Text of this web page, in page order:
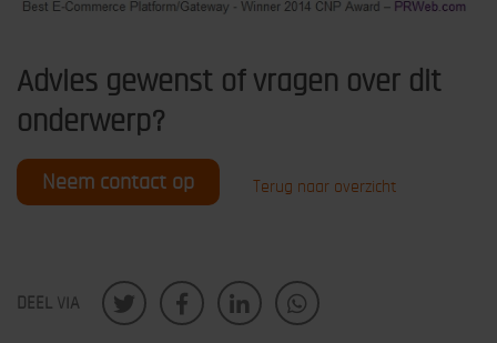
Advies gewenst of vragen over dit
onderwerp?
Neem contact op Terug naar overzicht
DEEL VIA